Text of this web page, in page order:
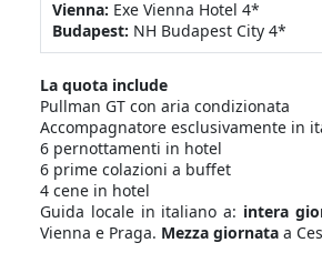
Vienna: Exe Vienna Hotel 4*
Budapest: NH Budapest City 4*
La quota include
Pullman GT con aria condizionata
Accompagnatore esclusivamente in
6 pernottamenti in hotel
6 prime colazioni a buffet
4 cene in hotel
Guida locale in italiano a: intera
Vienna e Praga. Mezza giornata a